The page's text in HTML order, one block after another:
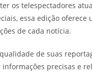
os telespectadores
essa edição
de cada notícia.
de suas
precisas e